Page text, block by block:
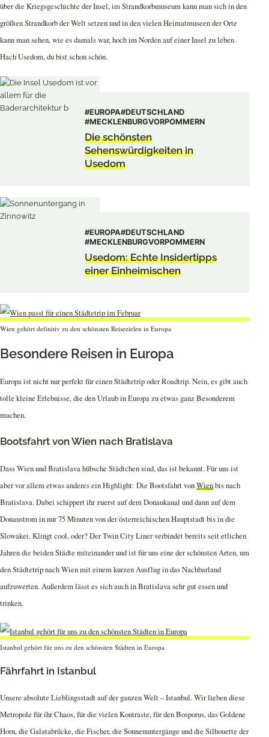
über die Kriegsgeschichte der Insel, im Strandkorbmuseum kann man sich in den
größten Strandkorb der Welt setzen und in den vielen Heimatmuseen der Orte
kann man sehen, wie es damals war, hoch im Norden auf einer Insel zu leben.
Hach Usedom, du bist schon schön.
#EUROPA#DEUTSCHLAND
#MECKLENBURGVORPOMMERN
Die schönsten
Sehenswürdigkeiten in
Usedom
#EUROPA#DEUTSCHLAND
#MECKLENBURGVORPOMMERN
Usedom: Echte Insidertipps
einer Einheimischen
Wien gehört definitiv zu den schönsten Reisezielen in Europa
Besondere Reisen in Europa
Europa ist nicht nur perfekt für einen Städtetrip oder Roadtrip. Nein, es gibt auch
tolle kleine Erlebnisse, die den Urlaub in Europa zu etwas ganz Besonderem
machen.
Bootsfahrt von Wien nach Bratislava
Dass Wien und Bratislava hübsche Städtchen sind, das ist bekannt. Für uns ist
aber vor allem etwas anderes ein Highlight: Die Bootsfahrt vonWienbis nach
Bratislava. Dabei schippert ihr zuerst auf dem Donaukanal und dann auf dem
Donaustrom in nur 75 Minuten von der österreichischen Hauptstadt bis in die
Slowakei. Klingt cool, oder? Der Twin City Liner verbindet bereits seit etlichen
Jahren die beiden Städte miteinander und ist für uns eine der schönsten Arten, um
den Städtetrip nach Wien mit einem kurzen Ausflug in das Nachbarland
aufzuwerten. Außerdem lässt es sich auch in Bratislava sehr gut essen und
trinken.
Istanbul gehört für uns zu den schönsten Städten in Europa
Fährfahrt in Istanbul
Unsere absolute Lieblingsstadt auf der ganzen Welt – Istanbul. Wir lieben diese
Metropole für ihr Chaos, für die vielen Kontraste, für den Bosporus, das Goldene
Horn, die Galatabrücke, die Fischer, die Sonnenuntergänge und die Silhouette der